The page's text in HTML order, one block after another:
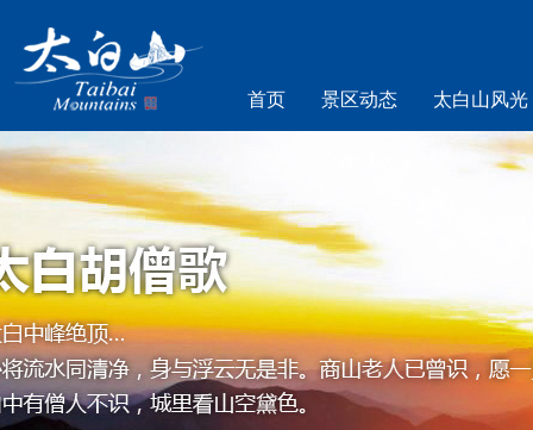
首页 景区动态 太白山风光